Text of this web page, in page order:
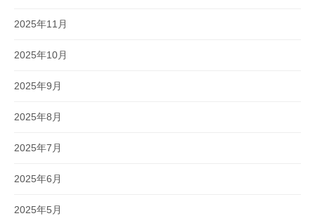
2025年11月
2025年10月
2025年9月
2025年8月
2025年7月
2025年6月
2025年5月